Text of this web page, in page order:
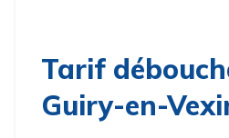
Tarif
Guiry-en-